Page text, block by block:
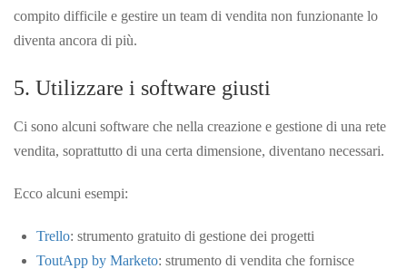
compito difficile e gestire un team di vendita non funzionante lo
diventa ancora di più.
5. Utilizzare i software giusti
Ci sono alcuni software che nella creazione e gestione di una rete
vendita, soprattutto di una certa dimensione, diventano necessari.
Ecco alcuni esempi:
Trello: strumento gratuito di gestione dei progetti
ToutApp by Marketo: strumento di vendita che fornisce